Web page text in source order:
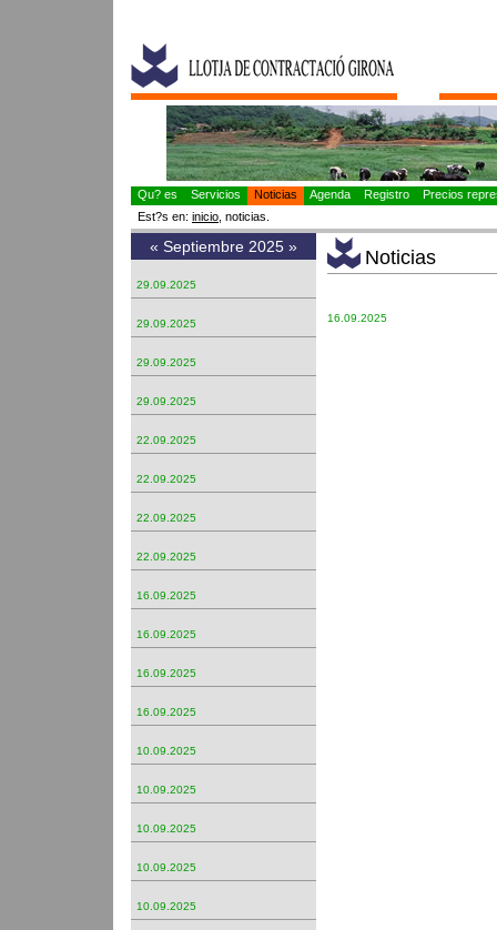
Qu? es Servicios Noticias Agenda Registro
Precios
Est?s en: inicio , noticias.
« Septiembre 2025 »
29.09.2025
29.09.2025
29.09.2025
29.09.2025
22.09.2025
22.09.2025
22.09.2025
22.09.2025
16.09.2025
16.09.2025
16.09.2025
16.09.2025
10.09.2025
10.09.2025
10.09.2025
10.09.2025
10.09.2025
Noticias
16.09.2025